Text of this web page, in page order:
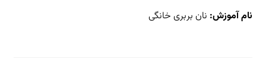
نام آموزش: نان بربری خانگی